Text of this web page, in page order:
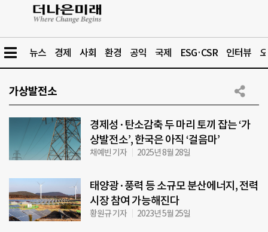
뉴스 경제 사회 환경 공익 국제 ESG·CSR 인터뷰
가상발전소
경제성·탄소감축 두 마리 토끼 잡는 ‘가
상발전소’, 한국은 아직 ‘걸음마’
채예빈 기자 2025년 8월 28일
태양광·풍력 등 소규모 분산에너지, 전력
시장 참여 가능해진다
황원규 기자 2023년 5월 25일